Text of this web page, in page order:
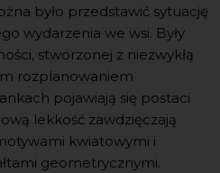
było przedstawić sytuację
wydarzenia we wsi. Były
stworzonej z niezwykłą
rozplanowaniem
pojawiają się postaci
lekkość zawdzięczają
kwiatowymi i
geometrycznymi.